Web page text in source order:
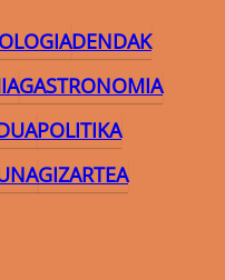
DENDAK
GASTRONOMIA
POLITIKA
GIZARTEA